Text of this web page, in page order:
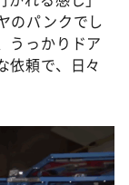
のパンクでし
うっかりドア
依頼で、日々